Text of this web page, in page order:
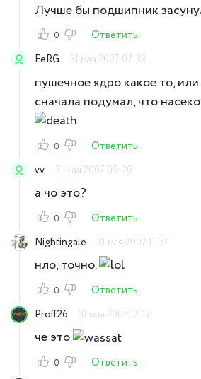
Лучше бы подшипник
0
Ответить
FeRG
31 мая 2007 07:33
пушечное ядро какое то, или
сначала подумал, что
0
Ответить
vv
31 мая 2007 09:20
а чо это?
0
Ответить
Nightingale
31 мая 2007 11:34
нло, точно.
0
Ответить
Proff26
31 мая 2007 12:17
че это
0
Ответить